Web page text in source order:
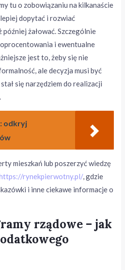
tu o zobowiązaniu na kilkanaście
dopytać i rozwiać
żałować. Szczególnie
i ewentualne
jest to, żeby się nie
ale decyzja musi być
się narzędziem do realizacji
odkryj
mieszkań lub poszerzyć wiedzę
rynekpierwotny.pl/, gdzie
i inne ciekawe informacje o
rządowe – jak